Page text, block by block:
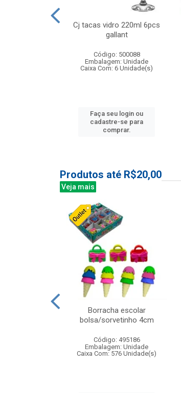
Cj tacas vidro 220ml 6pcs
gallant
Código: 500088
Embalagem: Unidade
Caixa Com: 6 Unidade(s)
Faça seu login ou
cadastre-se para
comprar.
Produtos até R$20,00
Veja mais
Borracha escolar
bolsa/sorvetinho 4cm
Código: 495186
Embalagem: Unidade
Caixa Com: 576 Unidade(s)